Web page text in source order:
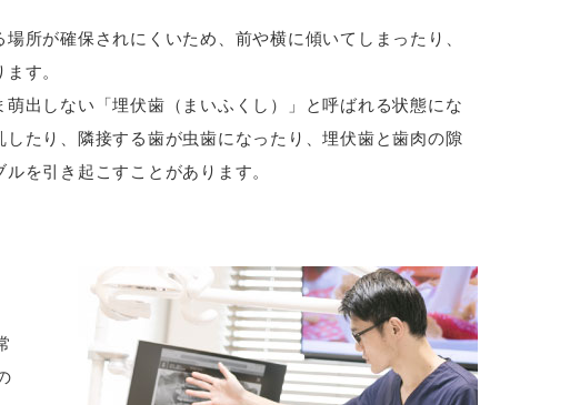
所が確保されにくいため、前や横に傾いてしまったり、
す。
出しない「埋伏歯（まいふくし）」と呼ばれる状態にな
たり、隣接する歯が虫歯になったり、埋伏歯と歯肉の隙
を引き起こすことがあります。